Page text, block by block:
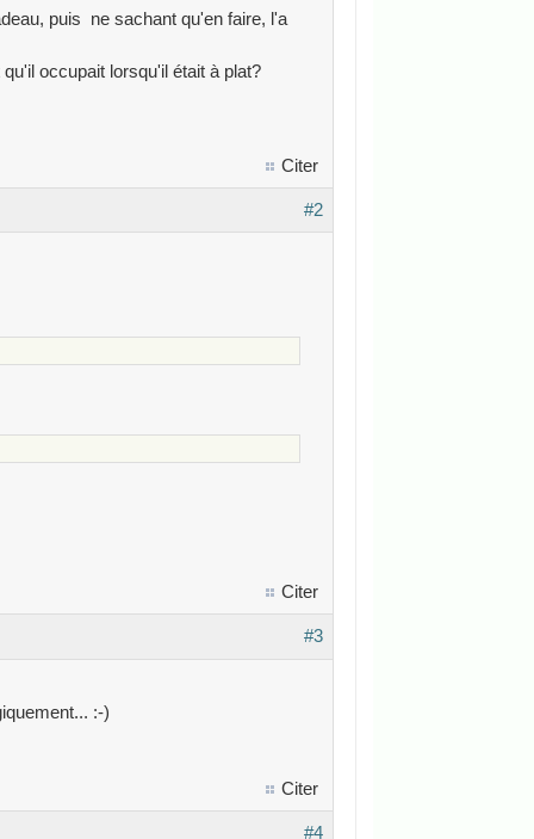
puis ne sachant qu'en faire, l'a
occupait lorsqu'il était à plat?
Citer
#2
Citer
#3
:-)
Citer
#4